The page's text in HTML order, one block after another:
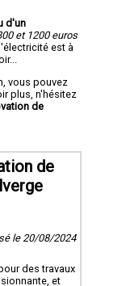
d'un
et 1200 euros
est à
vous pouvez
plus, n'hésitez
de
de
le 20/08/2024
des travaux
et